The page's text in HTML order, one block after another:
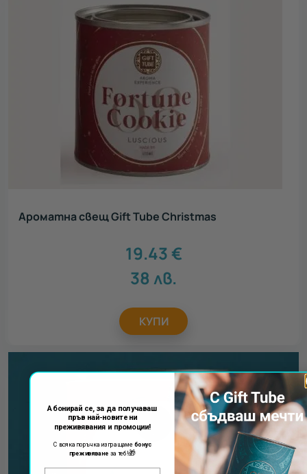
Аромaтна свещ Gift Tube Christmas
19.43€
38 лв.
КУПИ
Абонирай се, за да получаваш
пръв най-новите ни
преживявания и промоции!
С всяка поръчка изпращаме бонус
преживяване за теб!🎁